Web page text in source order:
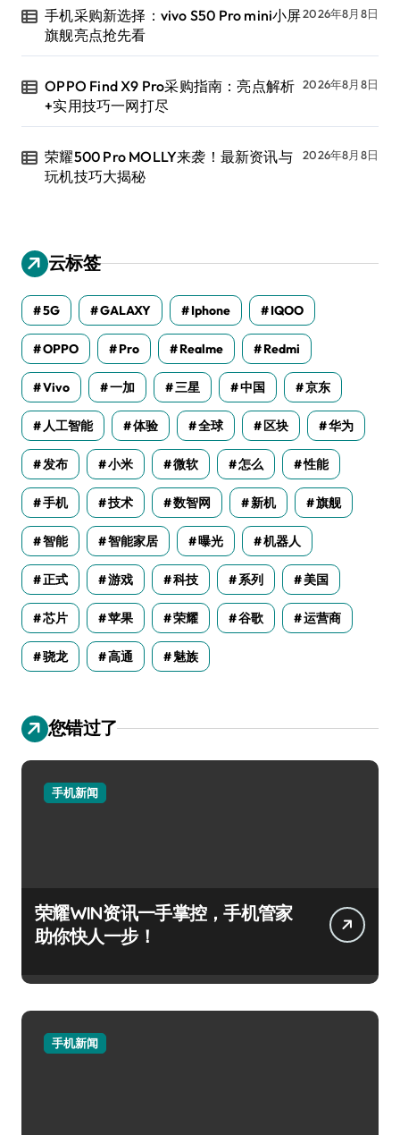
手机采购新选择：vivo S50 Pro mini小屏
旗舰亮点抢先看
2026年8月8日
OPPO Find X9 Pro采购指南：亮点解析
+实用技巧一网打尽
2026年8月8日
荣耀500 Pro MOLLY来袭！最新资讯与
玩机技巧大揭秘
2026年8月8日
云标签
5G GALAXY Iphone IQOO
OPPO Pro Realme Redmi
Vivo 一加 三星 中国 京东
人工智能 体验 全球 区块 华为
发布 小米 微软 怎么 性能
手机 技术 数智网 新机 旗舰
智能 智能家居 曝光 机器人
正式 游戏 科技 系列 美国
芯片 苹果 荣耀 谷歌 运营商
骁龙 高通 魅族
您错过了
手机新闻
荣耀WIN资讯一手掌控，手机管家
助你快人一步！
手机新闻